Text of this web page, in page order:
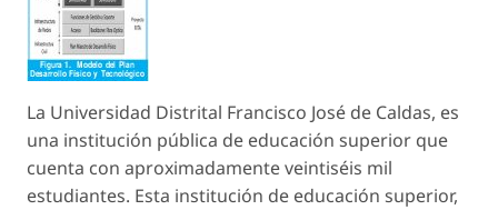
La Universidad Distrital Francisco José de Caldas, es
una institución pública de educación superior que
cuenta con aproximadamente veintiséis mil
estudiantes. Esta institución de educación superior,